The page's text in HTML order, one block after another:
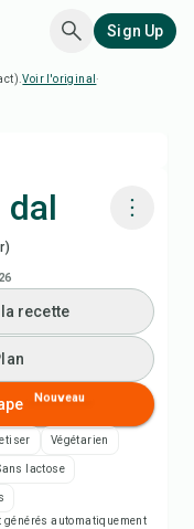
Sign Up
Voir l'original ·
dal
List
recette
Nouveau
Végétarien
lactose
automatiquement